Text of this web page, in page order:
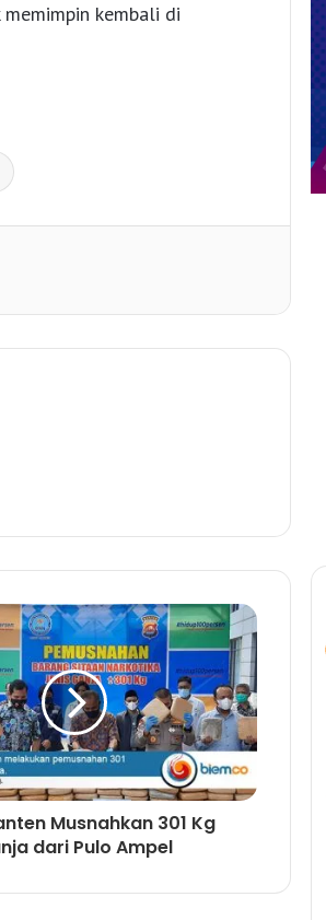
kembali di
Musnahkan 301 Kg
dari Pulo Ampel